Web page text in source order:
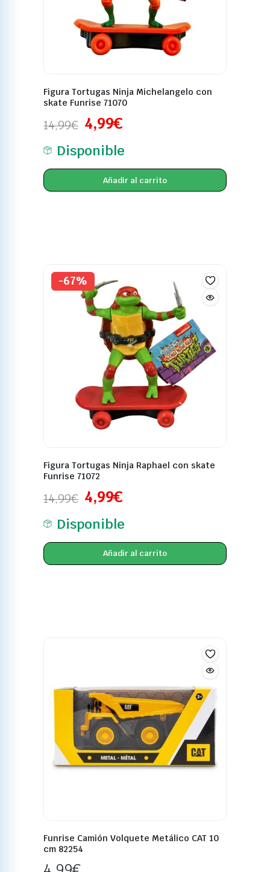
Figura Tortugas Ninja Michelangelo con
skate Funrise 71070
14,99€ 4,99€
Disponible
Añadir al carrito
-67%
Figura Tortugas Ninja Raphael con skate
Funrise 71072
14,99€ 4,99€
Disponible
Añadir al carrito
Funrise Camión Volquete Metálico CAT 10
cm 82254